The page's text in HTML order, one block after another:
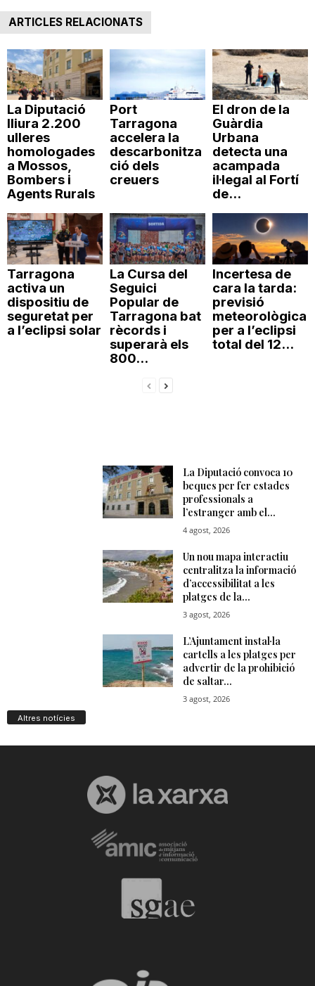
ARTICLES RELACIONATS
La Diputació
lliura 2.200
ulleres
homologades
a Mossos,
Bombers i
Agents Rurals
Port
Tarragona
accelera la
descarbonitza
ció dels
creuers
El dron de la
Guàrdia
Urbana
detecta una
acampada
il·legal al Fortí
de...
Tarragona
activa un
dispositiu de
seguretat per
a l’eclipsi solar
La Cursa del
Seguici
Popular de
Tarragona bat
rècords i
superarà els
800...
Incertesa de
cara la tarda:
previsió
meteorològica
per a l’eclipsi
total del 12...
Altres notícies